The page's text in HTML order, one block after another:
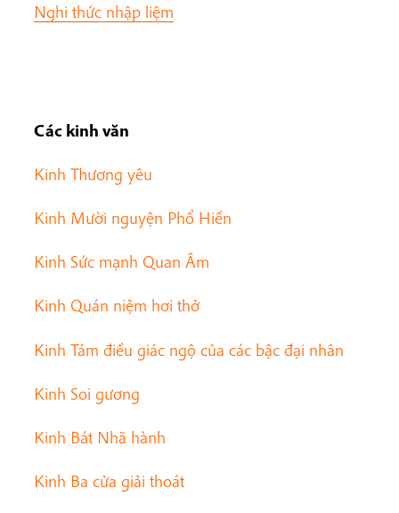
Nghi thức nhập liệm
Các kinh văn
Kinh Thương yêu
Kinh Mười nguyện Phổ Hiền
Kinh Sức mạnh Quan Âm
Kinh Quán niệm hơi thở
Kinh Tám điều giác ngộ của các bậc đại nhân
Kinh Soi gương
Kinh Bát Nhã hành
Kinh Ba cửa giải thoát